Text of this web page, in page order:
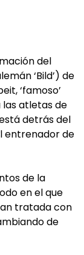
del
‘Bild’) de
‘famoso’
atletas de
detrás del
entrenador de
de la
en el que
tratada con
de